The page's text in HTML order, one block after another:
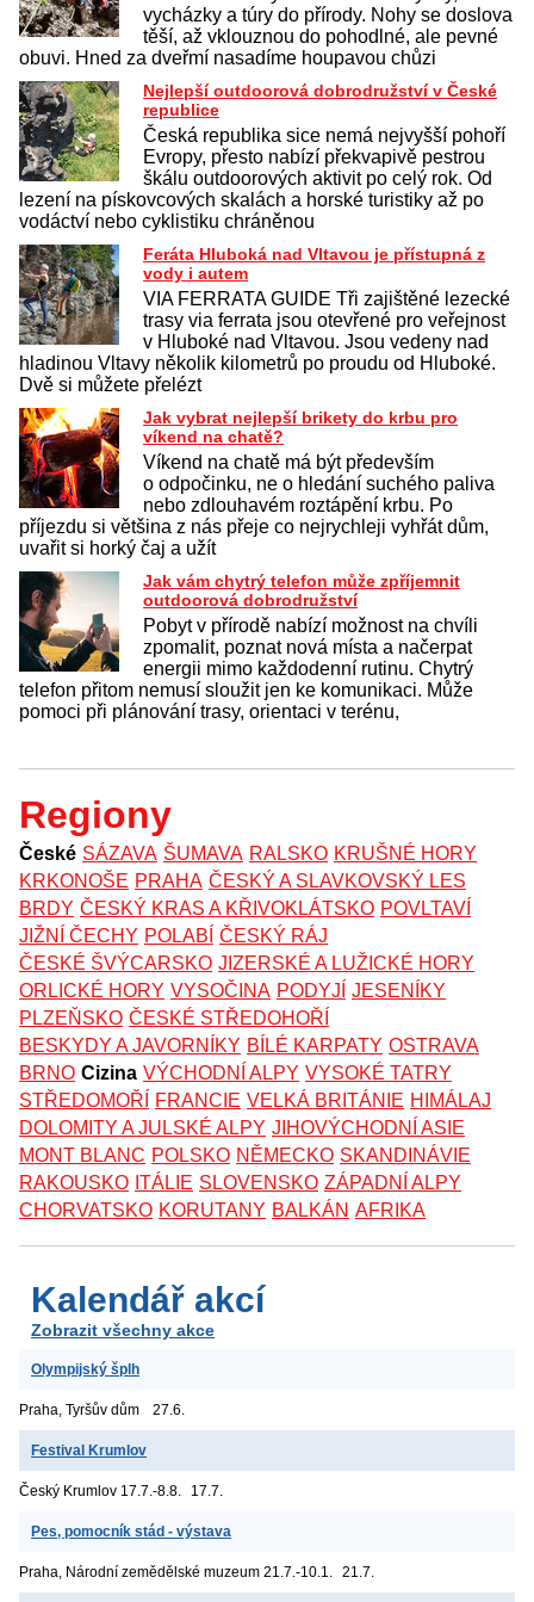
vycházky a túry do přírody. Nohy se doslova
těší, až vklouznou do pohodlné, ale pevné
obuvi. Hned za dveřmí nasadíme houpavou chůzi
Nejlepší outdoorová dobrodružství v České
republice
Česká republika sice nemá nejvyšší pohoří
Evropy, přesto nabízí překvapivě pestrou
škálu outdoorových aktivit po celý rok. Od
lezení na pískovcových skalách a horské turistiky až po
vodáctví nebo cyklistiku chráněnou
Feráta Hluboká nad Vltavou je přístupná z
vody i autem
VIA FERRATA GUIDE Tři zajištěné lezecké
trasy via ferrata jsou otevřené pro veřejnost
v Hluboké nad Vltavou. Jsou vedeny nad
hladinou Vltavy několik kilometrů po proudu od Hluboké.
Dvě si můžete přelézt
Jak vybrat nejlepší brikety do krbu pro
víkend na chatě?
Víkend na chatě má být především
o odpočinku, ne o hledání suchého paliva
nebo zdlouhavém roztápění krbu. Po
příjezdu si většina z nás přeje co nejrychleji vyhřát dům,
uvařit si horký čaj a užít
Jak vám chytrý telefon může zpříjemnit
outdoorová dobrodružství
Pobyt v přírodě nabízí možnost na chvíli
zpomalit, poznat nová místa a načerpat
energii mimo každodenní rutinu. Chytrý
telefon přitom nemusí sloužit jen ke komunikaci. Může
pomoci při plánování trasy, orientaci v terénu,
Regiony
České SÁZAVA ŠUMAVA RALSKO KRUŠNÉ HORY
KRKONOŠE PRAHA ČESKÝ A SLAVKOVSKÝ LES
BRDY ČESKÝ KRAS A KŘIVOKLÁTSKO POVLTAVÍ
JIŽNÍ ČECHY POLABÍ ČESKÝ RÁJ
ČESKÉ ŠVÝCARSKO JIZERSKÉ A LUŽICKÉ HORY
ORLICKÉ HORY VYSOČINA PODYJÍ JESENÍKY
PLZEŇSKO ČESKÉ STŘEDOHOŘÍ
BESKYDY A JAVORNÍKY BÍLÉ KARPATY OSTRAVA
BRNO Cizina VÝCHODNÍ ALPY VYSOKÉ TATRY
STŘEDOMOŘÍ
FRANCIE VELKÁ BRITÁNIE HIMÁLAJ
DOLOMITY A JULSKÉ ALPY JIHOVÝCHODNÍ ASIE
MONT BLANC POLSKO NĚMECKO SKANDINÁVIE
RAKOUSKO ITÁLIE SLOVENSKO ZÁPADNÍ ALPY
CHORVATSKO KORUTANY BALKÁN AFRIKA
Kalendář akcí
Zobrazit všechny akce
Olympijský šplh
Praha, Tyršův dům 27.6.
Festival Krumlov
Český Krumlov 17.7.-8.8. 17.7.
Pes, pomocník stád - výstava
Praha, Národní zemědělské muzeum 21.7.-10.1. 21.7.